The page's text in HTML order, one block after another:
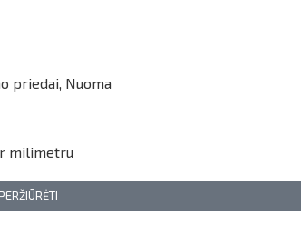
priedai Nuoma
milimetru